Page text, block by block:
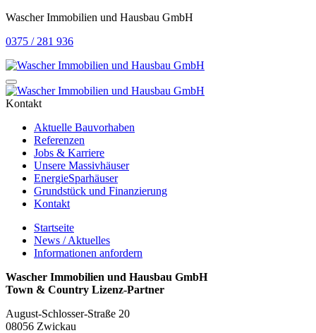
Wascher Immobilien und Hausbau GmbH
0375 / 281 936
Kontakt
Aktuelle Bauvorhaben
Referenzen
Jobs & Karriere
Unsere Massivhäuser
EnergieSparhäuser
Grundstück und Finanzierung
Kontakt
Startseite
News / Aktuelles
Informationen anfordern
Wascher Immobilien und Hausbau GmbH
Town & Country Lizenz-Partner
August-Schlosser-Straße 20
08056 Zwickau